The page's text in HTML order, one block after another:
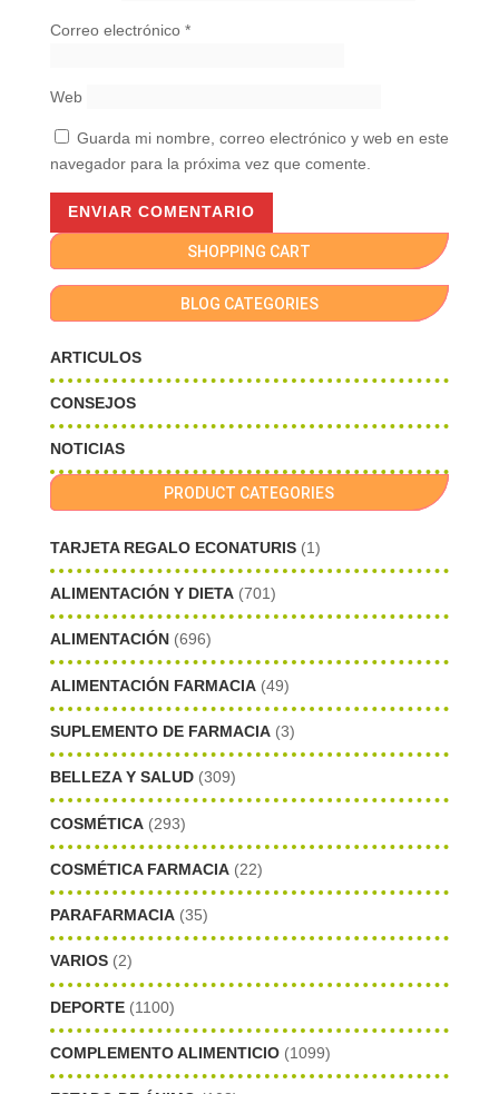
Correo electrónico *
Web
Guarda mi nombre, correo electrónico y web en este
navegador para la próxima vez que comente.
SHOPPING CART
BLOG CATEGORIES
ARTICULOS
CONSEJOS
NOTICIAS
PRODUCT CATEGORIES
TARJETA REGALO ECONATURIS (1)
ALIMENTACIÓN Y DIETA (701)
ALIMENTACIÓN (696)
ALIMENTACIÓN FARMACIA (49)
SUPLEMENTO DE FARMACIA (3)
BELLEZA Y SALUD (309)
COSMÉTICA (293)
COSMÉTICA FARMACIA (22)
PARAFARMACIA (35)
VARIOS (2)
DEPORTE (1100)
COMPLEMENTO ALIMENTICIO (1099)